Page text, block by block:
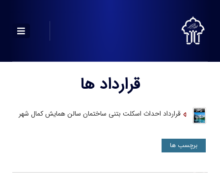
قرارداد ها
قرارداد احداث اسکلت بتنی ساختمان سالن همایش کمال شهر
برچسب ها